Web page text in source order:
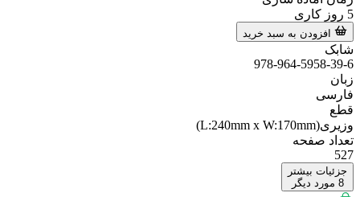
5 روز کاری
افزودن به سبد خرید
شابک
978-964-5958-39-6
زبان
فارسی
قطع
وزیری(L:240mm x W:170mm)
تعداد صفحه
527
جزئیات بیشتر
8 مورد دیگر